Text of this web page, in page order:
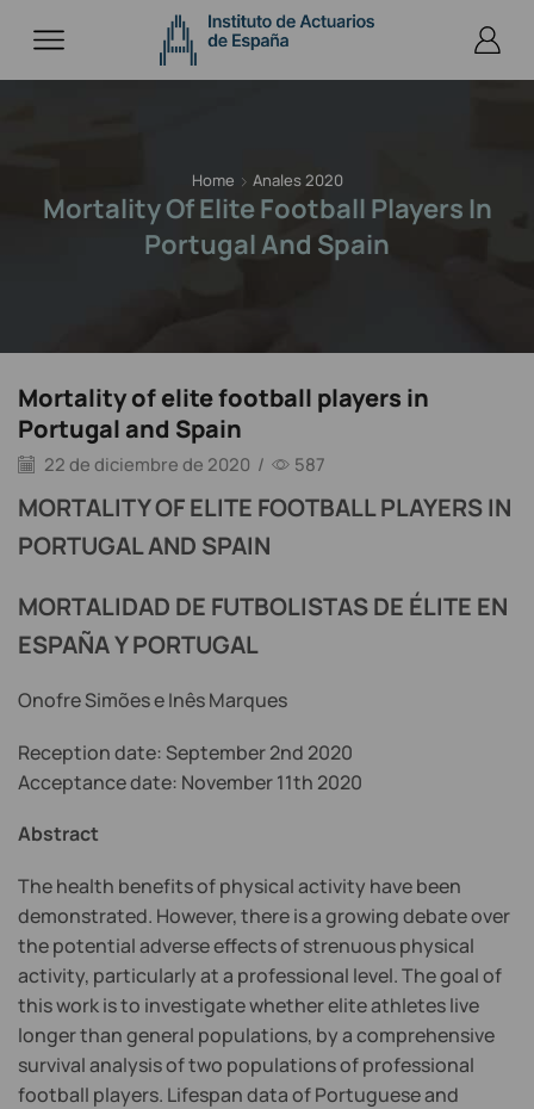
Home Anales 2020
Mortality Of Elite Football Players In
Portugal And Spain
Mortality of elite football players in
Portugal and Spain
22 de diciembre de 2020 / 587
MORTALITY OF ELITE FOOTBALL PLAYERS IN
PORTUGAL AND SPAIN
MORTALIDAD DE FUTBOLISTAS DE ÉLITE EN
ESPAÑA Y PORTUGAL
Onofre Simões e Inês Marques
Reception date: September 2nd 2020
Acceptance date: November 11th 2020
Abstract
The health benefits of physical activity have been
demonstrated. However, there is a growing debate over
the potential adverse effects of strenuous physical
activity, particularly at a professional level. The goal of
this work is to investigate whether elite athletes live
longer than general populations, by a comprehensive
survival analysis of two populations of professional
football players. Lifespan data of Portuguese and